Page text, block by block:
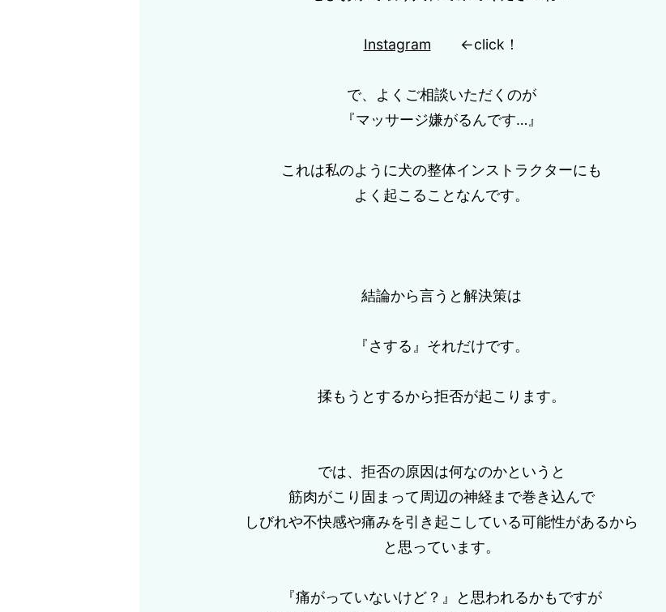
Instagram ←click！
で、よくご相談いただくのが
『マッサージ嫌がるんです…』
これは私のように犬の整体インストラクターにも
よく起こることなんです。
結論から言うと解決策は
『さする』それだけです。
揉もうとするから拒否が起こります。
では、拒否の原因は何なのかというと
筋肉がこり固まって周辺の神経まで巻き込んで
しびれや不快感や痛みを引き起こしている可能性があるから
と思っています。
『痛がっていないけど？』と思われるかもですが